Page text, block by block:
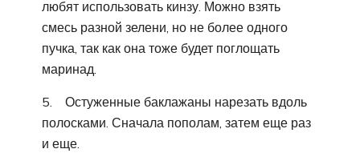
любят использовать кинзу. Можно взять
смесь разной зелени, но не более одного
пучка, так как она тоже будет поглощать
маринад.
5. Остуженные баклажаны нарезать вдоль
полосками. Сначала пополам, затем еще раз
и еще.